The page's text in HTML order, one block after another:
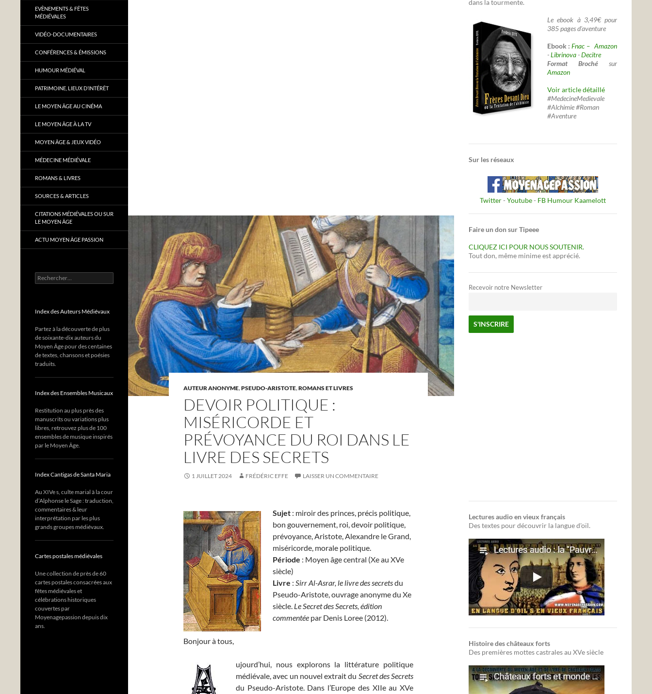
AUTEUR ANONYME,PSEUDO-ARISTOTE,ROMANS ET LIVRES
DEVOIR POLITIQUE :
MISÉRICORDE ET
PRÉVOYANCE DU ROI DANS LE
LIVRE DES SECRETS
1 JUILLET 2024 FRÉDÉRIC EFFE LAISSER UN COMMENTAIRE
Sujet : miroir des princes, précis politique,
bon gouvernement, roi, devoir politique,
prévoyance, Aristote, Alexandre le Grand,
miséricorde, morale politique.
Période : Moyen âge central (Xe au XVe
siècle)
Livre : Sirr Al-Asrar, le livre des secretsdu
Pseudo-Aristote, ouvrage anonyme du Xe
siècle. Le Secret des Secrets, édition
commentée par Denis Loree (2012).
Bonjour à tous,
ujourd’hui, nous explorons la littérature politique
médiévale, avec un nouvel extrait du Secret des Secrets
du Pseudo-Aristote. Dans l’Europe des XIIe au XVe
dans la tourmente.
Le ebook à 3,49€ pour
385 pages d'aventure
Ebook :Fnac – Amazon
-Librinova-Decitre
Format Broché sur
Amazon
Voir article détaillé
#MedecineMedievale
#Alchimie #Roman
#Aventure
Sur les réseaux
Twitter- Youtube- FB Humour Kaamelott
Faire un don sur Tipeee
CLIQUEZ ICI POUR NOUS SOUTENIR.
Tout don, même minime est apprécié.
Recevoir notre Newsletter
Lectures audio en vieux français
Des textes pour découvrir la langue d'oïl.
Histoire des châteaux forts
Des premières mottes castrales au XVe siècle
EVÈNEMENTS & FÊTES
MÉDIÉVALES
VIDÉO-DOCUMENTAIRES
CONFÉRENCES & ÉMISSIONS
HUMOUR MÉDIÉVAL
PATRIMOINE, LIEUX D’INTÉRÊT
LE MOYEN ÂGE AU CINÉMA
LE MOYEN ÂGE À LA TV
MOYEN ÂGE & JEUX VIDÉO
MÉDECINE MÉDIÉVALE
ROMANS & LIVRES
SOURCES & ARTICLES
CITATIONS MÉDIÉVALES OU SUR
LE MOYEN ÂGE
ACTU MOYEN ÂGE PASSION
Rechercher :
Index des Auteurs Médiévaux
Partez à la découverte de plus
de soixante-dix auteurs du
Moyen Âge pour des centaines
de textes, chansons et poésies
traduits.
Index des Ensembles Musicaux
Restitution au plus près des
manuscrits ou variations plus
libres, retrouvez plus de 100
ensembles de musique inspirés
par le Moyen Âge.
Index Cantigas de Santa Maria
Au XIVe s, culte marial à la cour
d’Alphonse le Sage : traduction,
commentaires & leur
interprétation par les plus
grands groupes médiévaux.
Cartes postales médiévales
Une collection de près de 60
cartes postales consacrées aux
fêtes médiévales et
célébrations historiques
couvertes par
Moyenagepassion depuis dix
ans.